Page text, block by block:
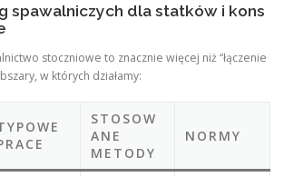
spawalniczych dla statków i kons
stoczniowe to znacznie więcej niż “łączenie
w których działamy:
STOSOW
ANE
METODY
NORMY